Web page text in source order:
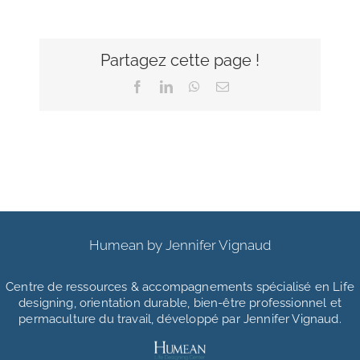
Partagez cette page !
FacebookLinkedInWhatsApp
Email
Humean by Jennifer Vignaud
Centre de ressources & accompagnements spécialisé en Life
designing, orientation durable, bien-être professionnel et
permaculture du travail, développé par Jennifer Vignaud.